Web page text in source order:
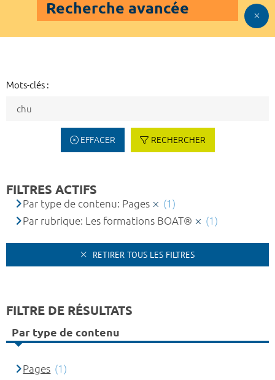
Recherche avancée
Mots-clés :
EFFACER RECHERCHER
FILTRES ACTIFS
Par type de contenu: Pages
(1)
Par rubrique: Les formations BOAT®
(1)
RETIRER TOUS LES FILTRES
FILTRE DE RÉSULTATS
Par type de contenu
Pages (1)